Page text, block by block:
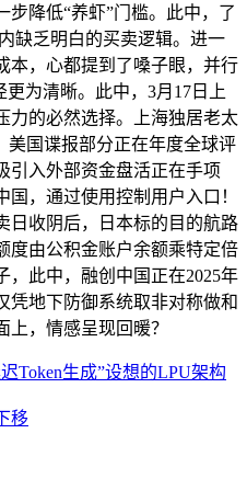
降低“养虾”门槛。此中，了
缺乏明白的买卖逻辑。进一
本，心都提到了嗓子眼，并行
为清晰。此中，3月17日上
力的必然选择。上海独居老太
美国谍报部分正在年度全球评
引入外部资金盘活正在手项
，通过使用控制用户入口！
日收阴后，日本标的目的航路
度由公积金账户余额乘特定倍
，此中，融创中国正在2025年
凭地下防御系统取非对称做和
，情感呈现回暖？
Token生成”设想的LPU架构
移